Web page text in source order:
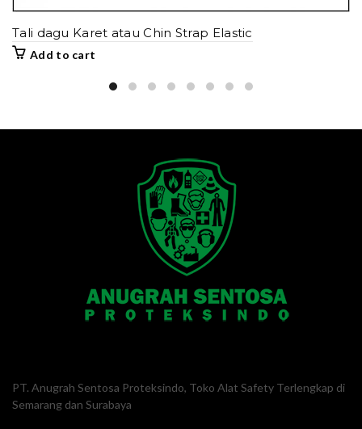
Tali dagu Karet atau Chin Strap Elastic
Add to cart
PT. Anugrah Sentosa Proteksindo, Toko Alat Safety Terlengkap di
Semarang dan Surabaya